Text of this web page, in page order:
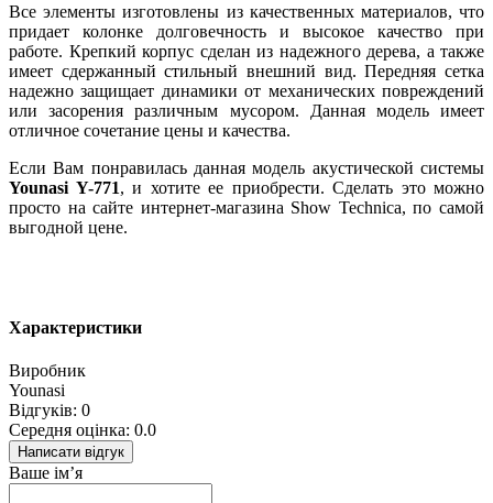
Все элементы изготовлены из качественных материалов, что
придает колонке долговечность и высокое качество при
работе. Крепкий корпус сделан из надежного дерева, а также
имеет сдержанный стильный внешний вид. Передняя сетка
надежно защищает динамики от механических повреждений
или засорения различным мусором. Данная модель имеет
отличное сочетание цены и качества.
Если Вам понравилась данная модель акустической системы
Younasi Y-771, и хотите ее приобрести. Сделать это можно
просто на сайте интернет-магазина Show Technica, по самой
выгодной цене.
Характеристики
Виробник
Younasi
Відгуків: 0
Середня оцінка: 0.0
Написати відгук
Ваше ім’я